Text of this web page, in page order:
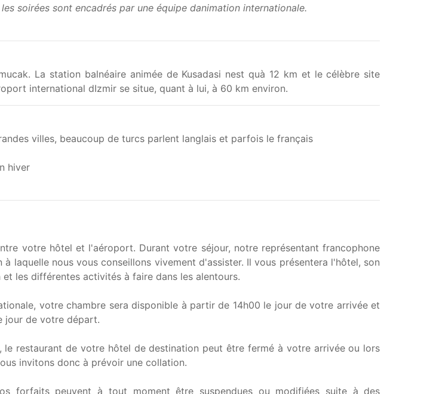
soirées sont encadrés par une équipe danimation internationale.
La station balnéaire animée de Kusadasi nest quà 12 km et le célèbre site
international dIzmir se situe, quant à lui, à 60 km environ.
villes, beaucoup de turcs parlent langlais et parfois le français
hiver
votre hôtel et l'aéroport. Durant votre séjour, notre représentant francophone
laquelle nous vous conseillons vivement d'assister. Il vous présentera l'hôtel, son
les différentes activités à faire dans les alentours.
votre chambre sera disponible à partir de 14h00 le jour de votre arrivée et
jour de votre départ.
restaurant de votre hôtel de destination peut être fermé à votre arrivée ou lors
invitons donc à prévoir une collation.
forfaits peuvent à tout moment être suspendues ou modifiées suite à des